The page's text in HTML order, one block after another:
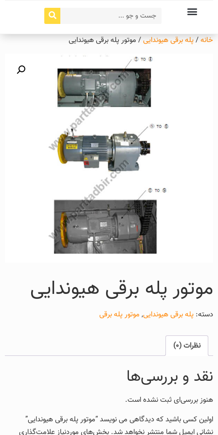
خانه/پله برقی هیوندایی/ موتور پله برقی هیوندایی
موتور پله برقی هیوندایی
دسته: پله برقی هیوندایی, موتور پله برقی
نظرات (0)
نقد و بررسی‌ها
هنوز بررسی‌ای ثبت نشده است.
اولین کسی باشید که دیدگاهی می نویسد “موتور پله برقی هیوندایی”
نشانی ایمیل شما منتشر نخواهد شد. بخش‌های موردنیاز علامت‌گذاری